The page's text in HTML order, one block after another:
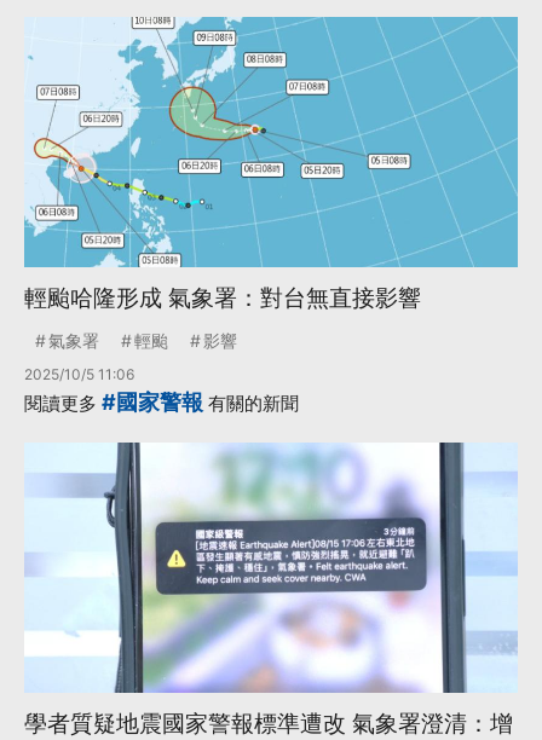
輕颱哈隆形成 氣象署：對台無直接影響
氣象署 輕颱 影響
2025/10/5 11:06
閱讀更多 #國家警報 有關的新聞
學者質疑地震國家警報標準遭改 氣象署澄清：增